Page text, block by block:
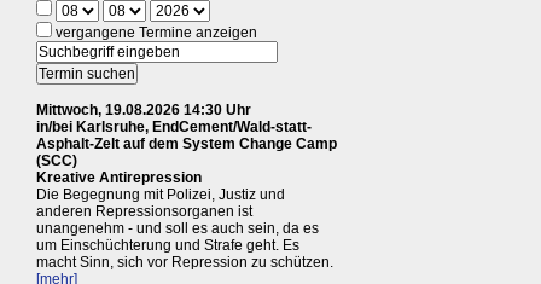
vergangene Termine anzeigen
Mittwoch, 19.08.2026 14:30 Uhr
in/bei Karlsruhe, EndCement/Wald-statt-
Asphalt-Zelt auf dem System Change Camp
(SCC)
Kreative Antirepression
Die Begegnung mit Polizei, Justiz und
anderen Repressionsorganen ist
unangenehm - und soll es auch sein, da es
um Einschüchterung und Strafe geht. Es
macht Sinn, sich vor Repression zu schützen.
[mehr]